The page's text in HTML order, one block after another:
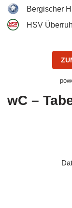
Bergischer
HSV
wC –